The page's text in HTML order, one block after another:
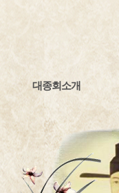
대종회소개